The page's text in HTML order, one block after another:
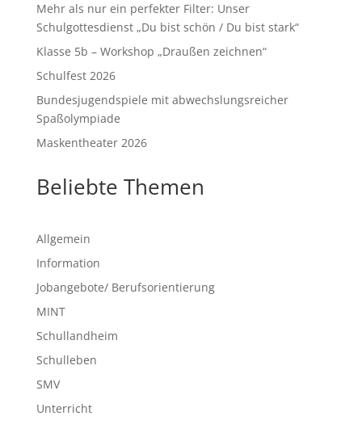
Mehr als nur ein perfekter Filter: Unser
Schulgottesdienst „Du bist schön / Du bist stark“
Klasse 5b – Workshop „Draußen zeichnen“
Schulfest 2026
Bundesjugendspiele mit abwechslungsreicher
Spaßolympiade
Maskentheater 2026
Beliebte Themen
Allgemein
Information
Jobangebote/ Berufsorientierung
MINT
Schullandheim
Schulleben
SMV
Unterricht